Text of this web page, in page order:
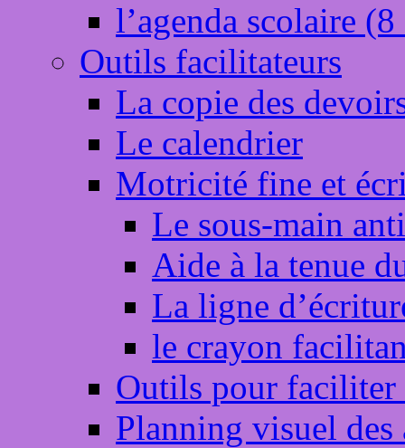
l’agenda scolaire
Outils facilitateurs
La copie des
Le calendrier
Motricité fine et
Le sous-main
Aide à la tenue
La ligne
le crayon
Outils pour faciliter
Planning visuel des